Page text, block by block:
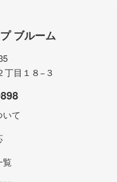
ブルーム
丁目１８−３
て
覧